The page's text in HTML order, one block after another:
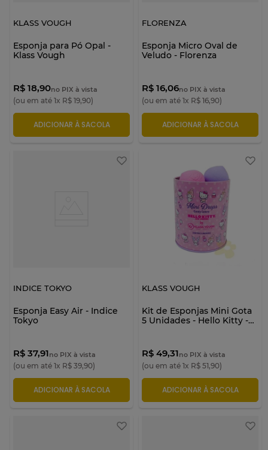
KLASS VOUGH
Esponja para Pó Opal -
Klass Vough
R$ 18,90no PIX à vista
(ou em até 1x R$ 19,90)
ADICIONAR À SACOLA
FLORENZA
Esponja Micro Oval de
Veludo - Florenza
R$ 16,06no PIX à vista
(ou em até 1x R$ 16,90)
ADICIONAR À SACOLA
INDICE TOKYO
Esponja Easy Air - Indice
Tokyo
R$ 37,91no PIX à vista
(ou em até 1x R$ 39,90)
ADICIONAR À SACOLA
KLASS VOUGH
Kit de Esponjas Mini Gota
5 Unidades - Hello Kitty -
R$ 49,31no PIX à vista
(ou em até 1x R$ 51,90)
ADICIONAR À SACOLA